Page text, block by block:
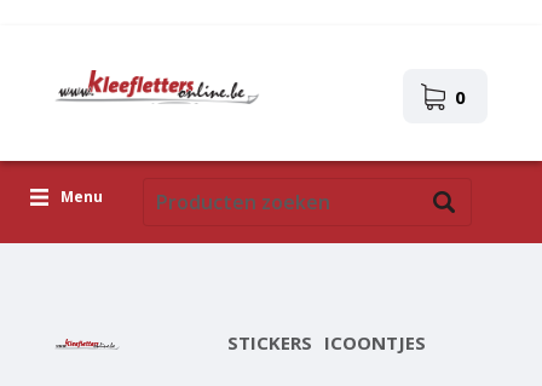
0
Menu
STICKERS ICOONTJES